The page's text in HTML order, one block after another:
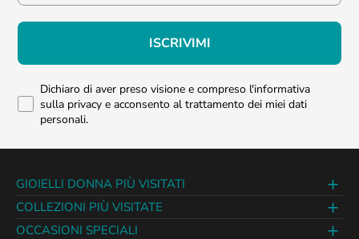
ISCRIVIMI
Dichiaro di aver preso visione e compreso l'informativa
sulla privacy e acconsento al trattamento dei miei dati
personali.
GIOIELLI DONNA PIÙ VISITATI
COLLEZIONI PIÙ VISITATE
OCCASIONI SPECIALI